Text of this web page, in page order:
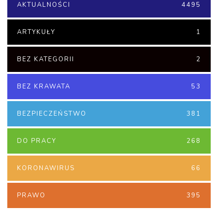
AKTUALNOŚCI 4495
ARTYKUŁY 1
BEZ KATEGORII 2
BEZ KRAWATA 53
BEZPIECZEŃSTWO 381
DO PRACY 268
KORONAWIRUS 66
PRAWO 395